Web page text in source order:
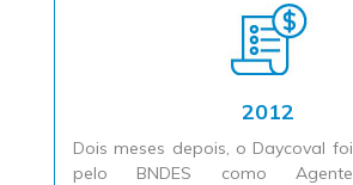
2012
Dois meses depois, o Daycoval
pelo BNDES como Agente